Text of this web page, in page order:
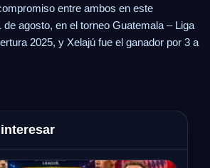
entre ambos en este
agosto, en el torneo Guatemala – Liga
2025, y Xelajú fue el ganador por 3 a
interesar